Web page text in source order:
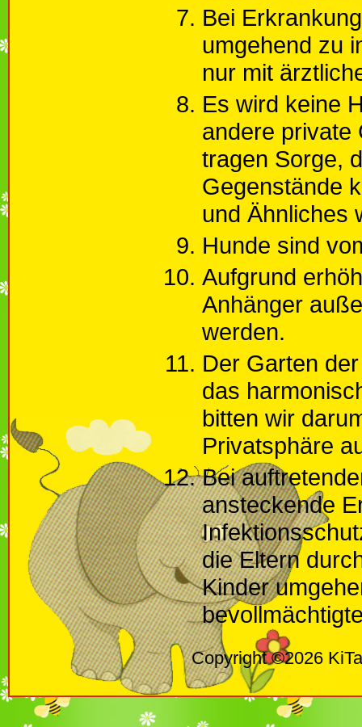
Bei
umgehend zu
nur mit
Es wird keine
andere private
tragen Sorge,
Gegenstände
und Ähnliches
Hunde sind
Aufgrund
Anhänger
werden.
Der Garten
das
bitten wir
Privatsphäre
Bei
ansteckende
die Eltern
Kinder
Copyright ©2026